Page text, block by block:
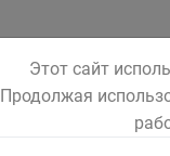
Этот сайт
Продолжая